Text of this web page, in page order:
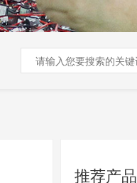
推荐产品